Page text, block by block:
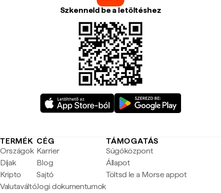
Szkenneld be a letöltéshez
TERMÉK
Országok
Díjak
Kripto
Valutaváltó
CÉG
Karrier
Blog
Sajtó
Jogi dokumentumok
TÁMOGATÁS
Súgóközpont
Állapot
Töltsd le a Morse appot